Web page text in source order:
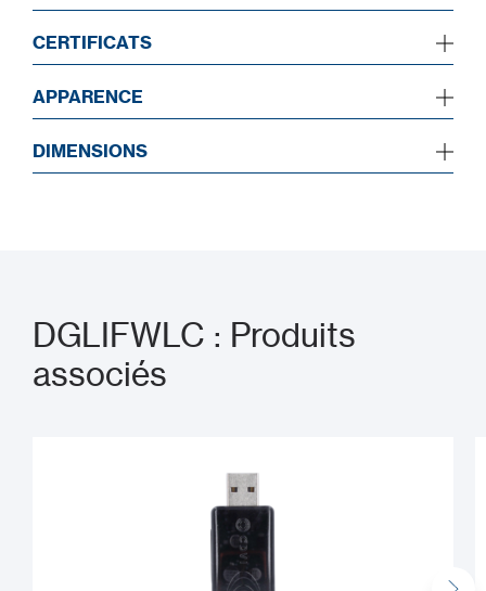
CERTIFICATS
APPARENCE
DIMENSIONS
DGLIFWLC : Produits
associés